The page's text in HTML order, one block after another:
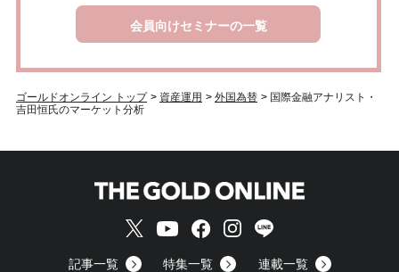
会員向けセミナーの一覧
ゴールドオンライン トップ > 資産運用 > 外国為替 > 国際金融アナリスト・
吉田恒氏のマーケット分析
記事一覧 特集一覧 連載一覧